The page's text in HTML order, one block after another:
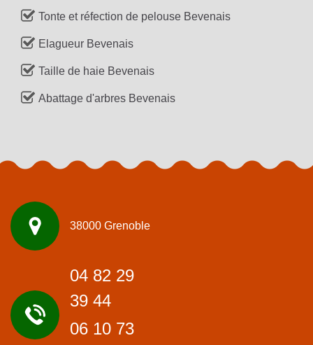
Tonte et réfection de pelouse Bevenais
Elagueur Bevenais
Taille de haie Bevenais
Abattage d'arbres Bevenais
38000 Grenoble
04 82 29
39 44
06 10 73